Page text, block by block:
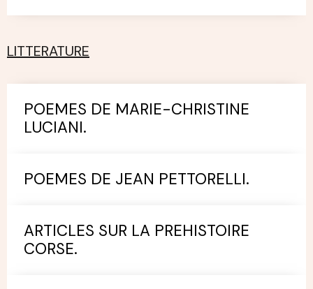
LITTERATURE
POEMES DE MARIE-CHRISTINE
LUCIANI.
POEMES DE JEAN PETTORELLI.
ARTICLES SUR LA PREHISTOIRE
CORSE.